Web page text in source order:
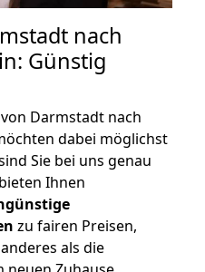
nach
Günstig
Darmstadt nach
dabei möglichst
Sie bei uns genau
Ihnen
zu fairen Preisen,
als die